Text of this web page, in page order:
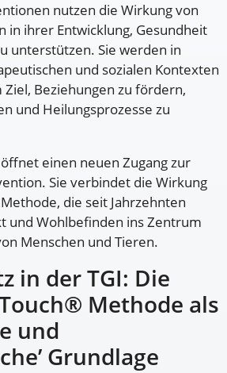
nutzen die Wirkung von
in ihrer Entwicklung, Gesundheit
unterstützen. Sie werden in
und sozialen Kontexten
Beziehungen zu fördern,
und Heilungsprozesse zu
einen neuen Zugang zur
Sie verbindet die Wirkung
die seit Jahrzehnten
und Wohlbefinden ins Zentrum
Menschen und Tieren.
in der TGI: Die
Methode als
und
Grundlage